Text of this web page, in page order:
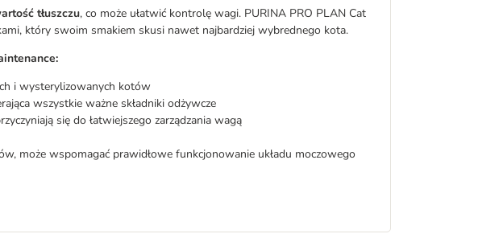
tłuszczu, co może ułatwić kontrolę wagi. PURINA PRO PLAN Cat
który swoim smakiem skusi nawet najbardziej wybrednego kota.
i wysterylizowanych kotów
wszystkie ważne składniki odżywcze
się do łatwiejszego zarządzania wagą
może wspomagać prawidłowe funkcjonowanie układu moczowego